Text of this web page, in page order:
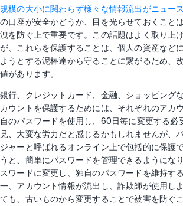
規模の大小に関わらず様々な情報流出がニュー
の口座が安全かどうか、目を光らせておくこと
洩を防ぐ上で重要です。この話題はよく取り上
が、これらを保護することは、個人の資産など
ようとする泥棒達から守ることに繋がるため、
値があります。
銀行、クレジットカード、金融、ショッピング
カウントを保護するためには、それぞれのアカ
自のパスワードを使用し、60日毎に変更する必
見、大変な労力だと感じるかもしれませんが、
ジャーと呼ばれるオンライン上で包括的に保護
うと、簡単にパスワードを管理できるようにな
スワードに変更し、独自のパスワードを維持す
一、アカウント情報が流出し、詐欺師が使用し
ても、古いものから変更することで被害を防ぐ